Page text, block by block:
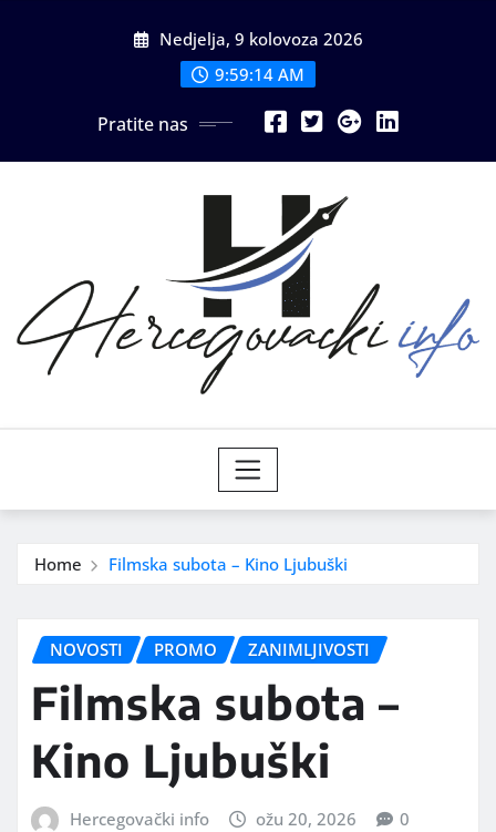
Nedjelja, 9 kolovoza 2026
9:59:15 AM
Pratite nas
Home Filmska subota – Kino Ljubuški
NOVOSTI PROMO ZANIMLJIVOSTI
Filmska subota –
Kino Ljubuški
Hercegovački info ožu 20, 2026 0